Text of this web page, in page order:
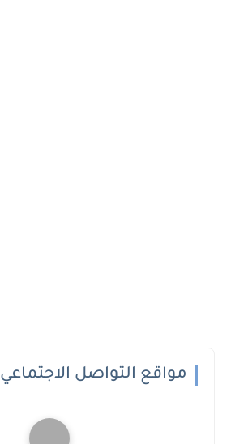
مواقع التواصل الاجتماعي